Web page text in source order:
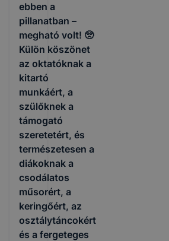
ebben a
pillanatban –
megható volt! 🥺
Külön köszönet
az oktatóknak a
kitartó
munkáért, a
szülőknek a
támogató
szeretetért, és
természetesen a
diákoknak a
csodálatos
műsorért, a
keringőért, az
osztálytáncokért
és a fergeteges